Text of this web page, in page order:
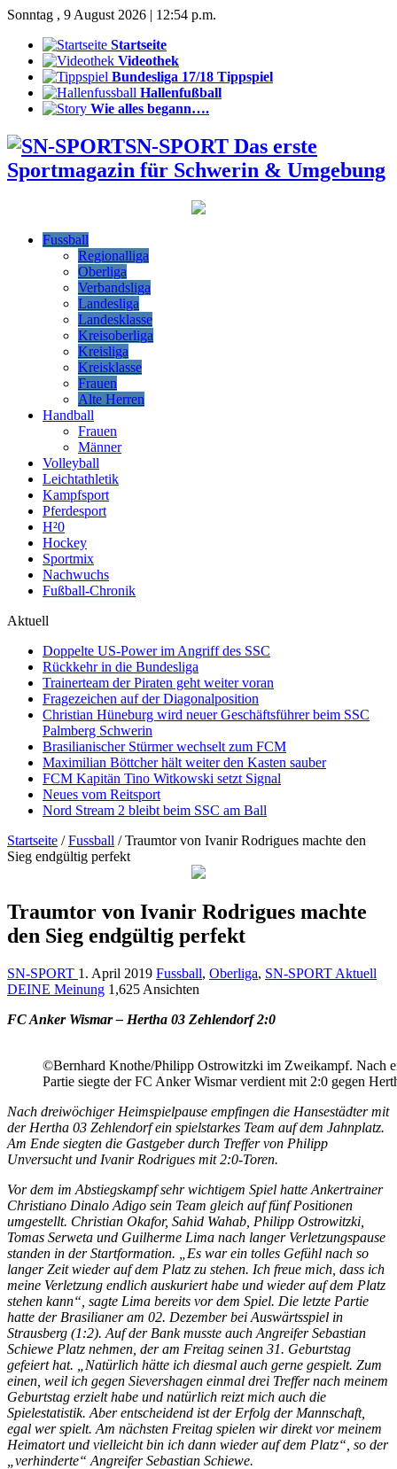
Sonntag , 9 August 2026 | 12:54 p.m.
Startseite
Videothek
Bundesliga 17/18 Tippspiel
Hallenfußball
Wie alles begann….
SN-SPORT Das erste
Sportmagazin für Schwerin & Umgebung
Fussball
Regionalliga
Oberliga
Verbandsliga
Landesliga
Landesklasse
Kreisoberliga
Kreisliga
Kreisklasse
Frauen
Alte Herren
Handball
Frauen
Männer
Volleyball
Leichtathletik
Kampfsport
Pferdesport
H²0
Hockey
Sportmix
Nachwuchs
Fußball-Chronik
Aktuell
Doppelte US-Power im Angriff des SSC
Rückkehr in die Bundesliga
Trainerteam der Piraten geht weiter voran
Fragezeichen auf der Diagonalposition
Christian Hüneburg wird neuer Geschäftsführer beim SSC
Palmberg Schwerin
Brasilianischer Stürmer wechselt zum FCM
Maximilian Böttcher hält weiter den Kasten sauber
FCM Kapitän Tino Witkowski setzt Signal
Neues vom Reitsport
Nord Stream 2 bleibt beim SSC am Ball
Startseite / Fussball / Traumtor von Ivanir Rodrigues machte den
Sieg endgültig perfekt
Traumtor von Ivanir Rodrigues machte
den Sieg endgültig perfekt
SN-SPORT 1. April 2019 Fussball, Oberliga, SN-SPORT Aktuell
DEINE Meinung 1,625 Ansichten
FC Anker Wismar – Hertha 03 Zehlendorf 2:0
©Bernhard Knothe/Philipp Ostrowitzki im Zweikampf. Nach
Partie siegte der FC Anker Wismar verdient mit 2:0 gegen
Nach dreiwöchiger Heimspielpause empfingen die Hansestädter mit
der Hertha 03 Zehlendorf ein spielstarkes Team auf dem Jahnplatz.
Am Ende siegten die Gastgeber durch Treffer von Philipp
Unversucht und Ivanir Rodrigues mit 2:0-Toren.
Vor dem im Abstiegskampf sehr wichtigem Spiel hatte Ankertrainer
Christiano Dinalo Adigo sein Team gleich auf fünf Positionen
umgestellt. Christian Okafor, Sahid Wahab, Philipp Ostrowitzki,
Tomas Serweta und Guilherme Lima nach langer Verletzungspause
standen in der Startformation. „Es war ein tolles Gefühl nach so
langer Zeit wieder auf dem Platz zu stehen. Ich freue mich, dass ich
meine Verletzung endlich auskuriert habe und wieder auf dem Platz
stehen kann“, sagte Lima bereits vor dem Spiel. Die letzte Partie
hatte der Brasilianer am 02. Dezember bei Auswärtsspiel in
Strausberg (1:2). Auf der Bank musste auch Angreifer Sebastian
Schiewe Platz nehmen, der am Freitag seinen 31. Geburtstag
gefeiert hat. „Natürlich hätte ich diesmal auch gerne gespielt. Zum
einen, weil ich gegen Sievershagen einmal drei Treffer nach meinem
Geburtstag erzielt habe und natürlich reizt mich auch die
Spielestatistik. Aber entscheidend ist der Erfolg der Mannschaft,
egal wer spielt. Am nächsten Freitag spielen wir direkt vor meinem
Heimatort und vielleicht bin ich dann wieder auf dem Platz“, so der
„verhinderte“ Angreifer Sebastian Schiewe.